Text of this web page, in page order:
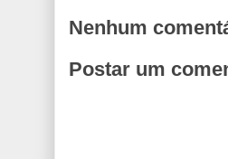
Nenhum
Postar um